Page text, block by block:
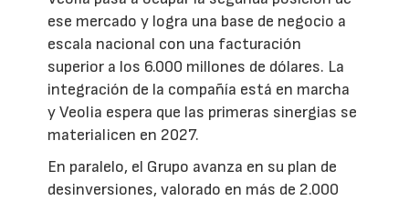
ese mercado y logra una base de negocio a
escala nacional con una facturación
superior a los 6.000 millones de dólares. La
integración de la compañía está en marcha
y Veolia espera que las primeras sinergias se
materialicen en 2027.
En paralelo, el Grupo avanza en su plan de
desinversiones, valorado en más de 2.000